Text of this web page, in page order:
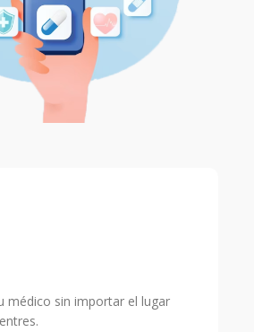
médico sin importar el lugar